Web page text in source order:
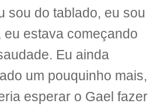
sou do tablado, eu sou
eu estava começando
Eu ainda
um pouquinho mais,
esperar o Gael fazer